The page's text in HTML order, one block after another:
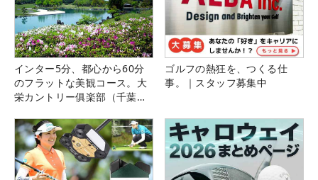
インター5分、都心から60分
のフラットな美観コース。大
栄カントリー俱楽部（千葉
ゴルフの熱狂を、つくる仕
事。｜スタッフ募集中